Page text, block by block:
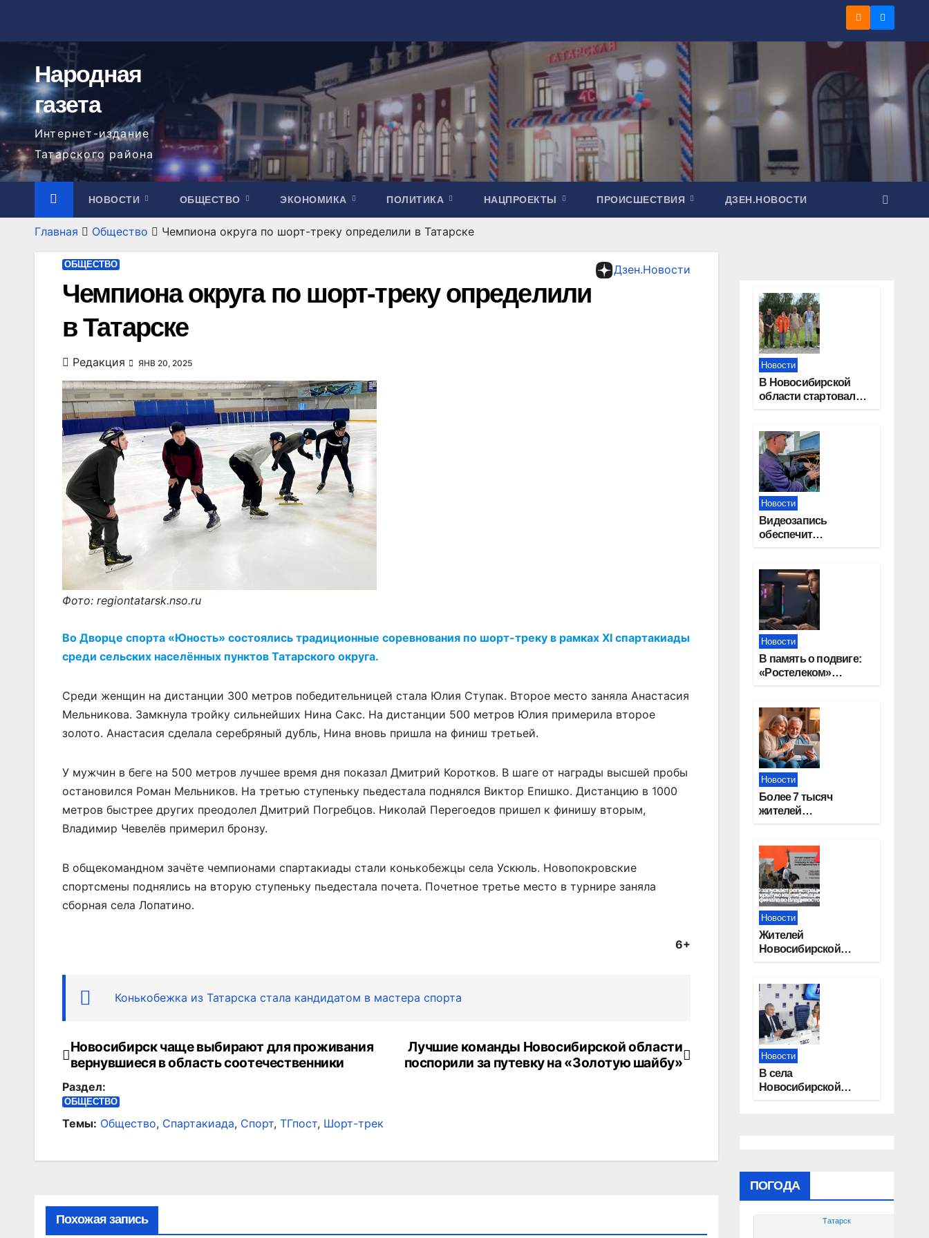
содержимому
Народная
газета
Интернет-издание
Татарского района
НОВОСТИ ОБЩЕСТВО ЭКОНОМИКА ПОЛИТИКА НАЦПРОЕКТЫ ПРОИСШЕСТВИЯ ДЗЕН.НОВОСТИ
Главная Общество Чемпиона округа по шорт-треку определили в Татарске
Дзен.Новости
ОБЩЕСТВО
Чемпиона округа по шорт-треку определили
в Татарске
Редакция ЯНВ 20, 2025
Фото: regiontatarsk.nso.ru
Во Дворце спорта «Юность» состоялись традиционные соревнования по шорт-треку в рамках ХI спартакиады
среди сельских населённых пунктов Татарского округа.
Среди женщин на дистанции 300 метров победительницей стала Юлия Ступак. Второе место заняла Анастасия
Мельникова. Замкнула тройку сильнейших Нина Сакс. На дистанции 500 метров Юлия примерила второе
золото. Анастасия сделала серебряный дубль, Нина вновь пришла на финиш третьей.
У мужчин в беге на 500 метров лучшее время дня показал Дмитрий Коротков. В шаге от награды высшей пробы
остановился Роман Мельников. На третью ступеньку пьедестала поднялся Виктор Епишко. Дистанцию в 1000
метров быстрее других преодолел Дмитрий Погребцов. Николай Перегоедов пришел к финишу вторым,
Владимир Чевелёв примерил бронзу.
В общекомандном зачёте чемпионами спартакиады стали конькобежцы села Ускюль. Новопокровские
спортсмены поднялись на вторую ступеньку пьедестала почета. Почетное третье место в турнире заняла
сборная села Лопатино.
6+
Конькобежка из Татарска стала кандидатом в мастера спорта
Навигация
по
записям
Лучшие команды Новосибирской области
поспорили за путевку на «Золотую шайбу»
Новосибирск чаще выбирают для проживания
вернувшиеся в область соотечественники
Раздел:
ОБЩЕСТВО
Темы: Общество, Спартакиада, Спорт, ТГпост, Шорт-трек
Похожая запись
Новости
В Новосибирской
области стартовал
Новости
Видеозапись
обеспечит
Новосибирской
области
Новости
В память о подвиге:
«Ростелеком»
за Москву»
Новости
Более 7 тысяч
жителей
увеличение пенсии
после 80 лет
Новости
Жителей
Новосибирской
квалификацию
премии «КАРДО»
Новости
В села
Новосибирской
ПОГОДА
Татарск